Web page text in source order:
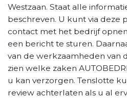
Westzaan. Staat alle
beschreven. U kunt via deze
contact met het bedrijf
een bericht te sturen.
van de werkzaamheden van
zien welke zaken
u kan verzorgen. Tenslotte
review achterlaten als u al